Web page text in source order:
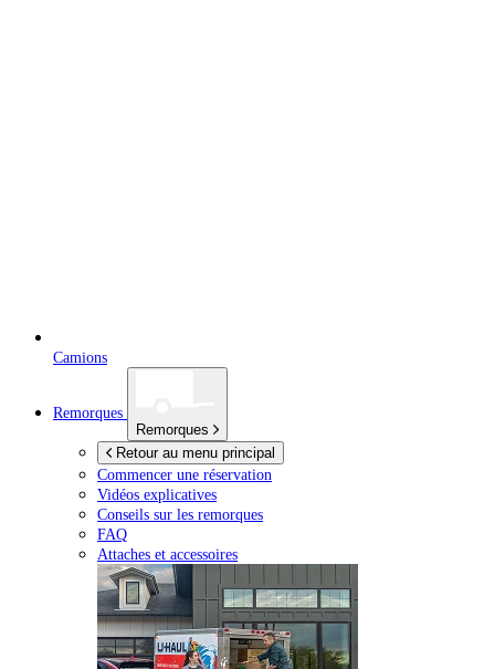
Camions
Remorques
Remorques
Retour au menu principal
Commencer une réservation
Vidéos explicatives
Conseils sur les remorques
FAQ
Attaches et accessoires